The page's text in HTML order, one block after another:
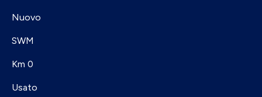
Nuovo
SWM
Km 0
Usato